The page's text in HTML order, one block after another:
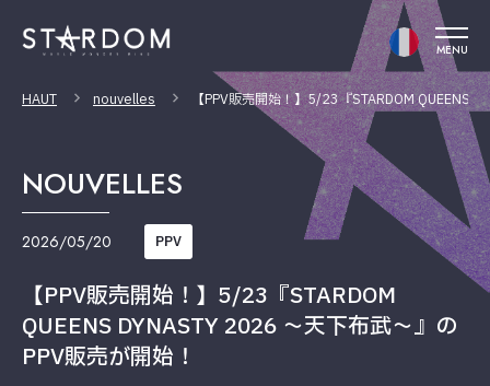
MENU
HAUT nouvelles 【PPV販売開始！】5/23『STARDOM QUEENS
NOUVELLES
2026/05/20 PPV
【PPV販売開始！】5/23『STARDOM
QUEENS DYNASTY 2026 〜天下布武〜』の
PPV販売が開始！